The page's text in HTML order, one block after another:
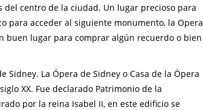
del centro de la ciudad. Un lugar precioso para
para acceder al siguiente monumento, la Opera
buen lugar para comprar algún recuerdo o bien
La Ópera de Sidney o Casa de la Ópera
XX. Fue declarado Patrimonio de la
por la reina Isabel II, en este edificio se